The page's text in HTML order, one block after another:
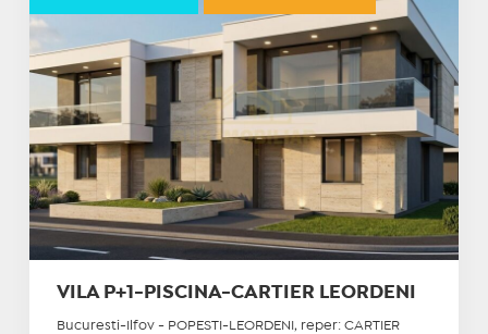
VILA P+1-PISCINA-CARTIER LEORDENI
Bucuresti-Ilfov - POPESTI-LEORDENI, reper: CARTIER